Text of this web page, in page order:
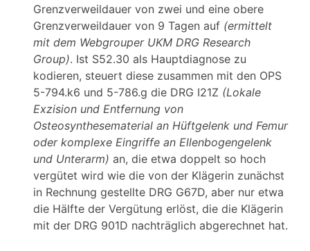
Grenzverweildauer von zwei und eine obere
Grenzverweildauer von 9 Tagen auf (ermittelt
mit dem Webgrouper UKM DRG Research
Group). Ist S52.30 als Hauptdiagnose zu
kodieren, steuert diese zusammen mit den OPS
5-794.k6 und 5-786.g die DRG I21Z (Lokale
Exzision und Entfernung von
Osteosynthesematerial an Hüftgelenk und Femur
oder komplexe Eingriffe an Ellenbogengelenk
und Unterarm) an, die etwa doppelt so hoch
vergütet wird wie die von der Klägerin zunächst
in Rechnung gestellte DRG G67D, aber nur etwa
die Hälfte der Vergütung erlöst, die die Klägerin
mit der DRG 901D nachträglich abgerechnet hat.